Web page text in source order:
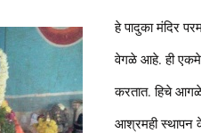
हे पादुका मंदिर
वेगळे आहे. ही
करतात. हिचे आगळे
आश्रमही स्थापन